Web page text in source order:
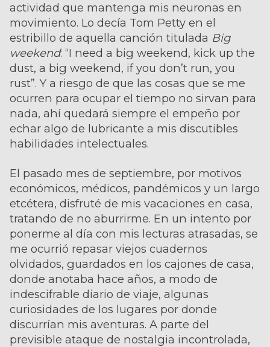
actividad que mantenga mis neuronas en
movimiento. Lo decía Tom Petty en el
estribillo de aquella canción titulada Big
weekend: “I need a big weekend, kick up the
dust, a big weekend, if you don’t run, you
rust”. Y a riesgo de que las cosas que se me
ocurren para ocupar el tiempo no sirvan para
nada, ahí quedará siempre el empeño por
echar algo de lubricante a mis discutibles
habilidades intelectuales.
El pasado mes de septiembre, por motivos
económicos, médicos, pandémicos y un largo
etcétera, disfruté de mis vacaciones en casa,
tratando de no aburrirme. En un intento por
ponerme al día con mis lecturas atrasadas, se
me ocurrió repasar viejos cuadernos
olvidados, guardados en los cajones de casa,
donde anotaba hace años, a modo de
indescifrable diario de viaje, algunas
curiosidades de los lugares por donde
discurrían mis aventuras. A parte del
previsible ataque de nostalgia incontrolada,